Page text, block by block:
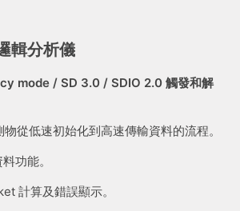
輯分析儀
mode / SD 3.0 / SDIO 2.0 觸發和解
從低速初始化到高速傳輸資料的流程。
功能。
計算及錯誤顯示。